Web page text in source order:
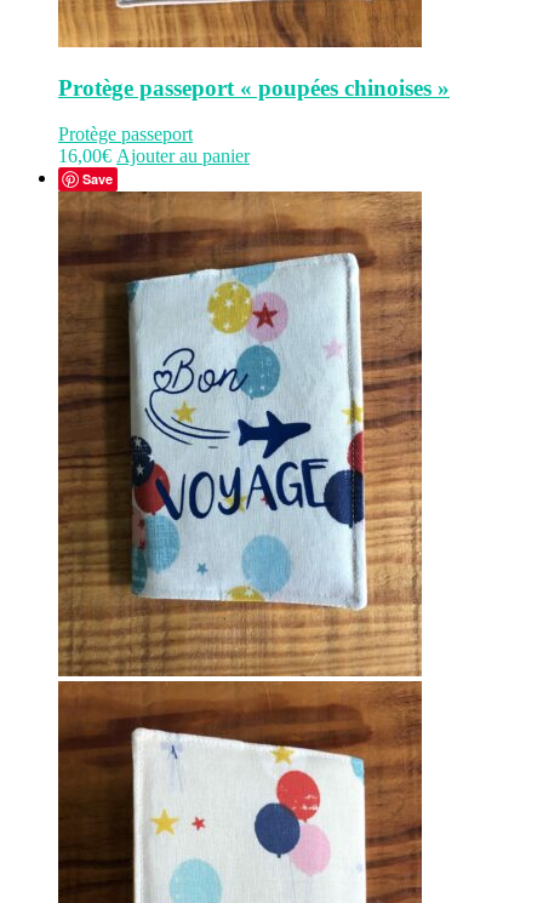
Protège passeport « poupées chinoises »
Protège passeport
16,00€ Ajouter au panier
Save